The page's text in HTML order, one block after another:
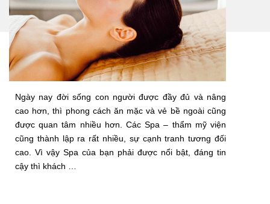
Ngày nay đời sống con người được đầy đủ và nâng
cao hơn, thì phong cách ăn mặc và vẻ bề ngoài cũng
được quan tâm nhiều hơn. Các Spa – thẩm mỹ viện
cũng thành lập ra rất nhiều, sự cạnh tranh tương đối
cao. Vì vậy Spa của bạn phải được nổi bật, đáng tin
cậy thì khách …